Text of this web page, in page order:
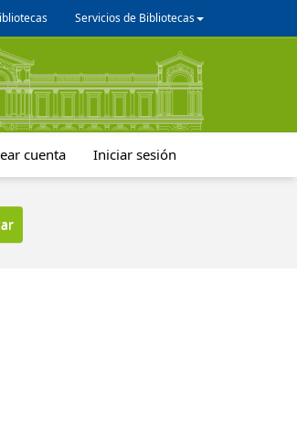
Servicios de Bibliotecas
cuenta Iniciar sesión